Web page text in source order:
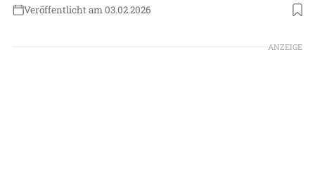
Veröffentlicht am 03.02.2026
Foto: Deutsche Aircraft
ANZEIGE